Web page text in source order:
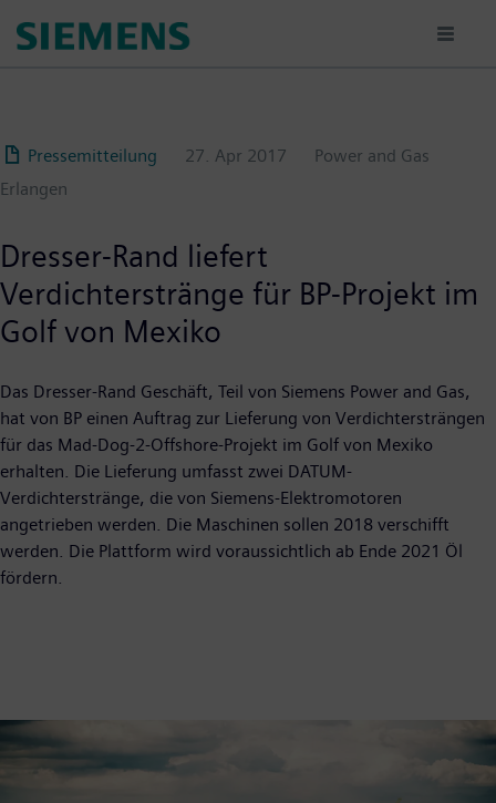
para
Pressemitteilung
27. Apr 2017
Power and Gas
Erlangen
Dresser-Rand liefert
Verdichterstränge für BP-Projekt im
Golf von Mexiko
Das Dresser-Rand Geschäft, Teil von Siemens Power and Gas,
hat von BP einen Auftrag zur Lieferung von Verdichtersträngen
für das Mad-Dog-2-Offshore-Projekt im Golf von Mexiko
erhalten. Die Lieferung umfasst zwei DATUM-
Verdichterstränge, die von Siemens-Elektromotoren
angetrieben werden. Die Maschinen sollen 2018 verschifft
werden. Die Plattform wird voraussichtlich ab Ende 2021 Öl
fördern.